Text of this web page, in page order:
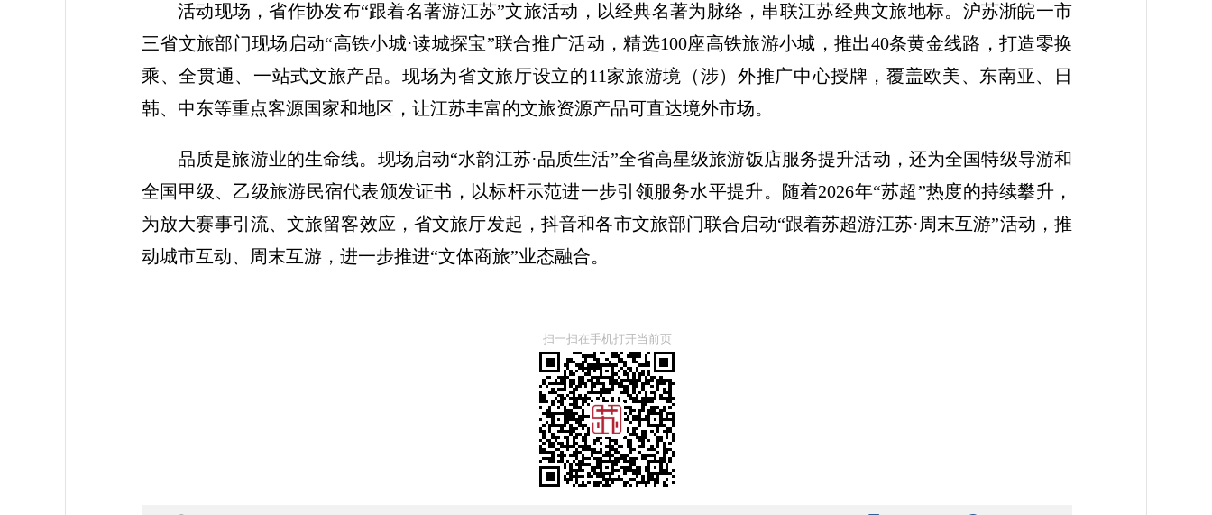
活动现场，省作协发布“跟着名著游江苏”文旅活动，以经典名著为脉络，串联江苏经典文旅地标。沪苏浙皖一市
三省文旅部门现场启动“高铁小城·读城探宝”联合推广活动，精选100座高铁旅游小城，推出40条黄金线路，打造零换
乘、全贯通、一站式文旅产品。现场为省文旅厅设立的11家旅游境（涉）外推广中心授牌，覆盖欧美、东南亚、日
韩、中东等重点客源国家和地区，让江苏丰富的文旅资源产品可直达境外市场。
品质是旅游业的生命线。现场启动“水韵江苏·品质生活”全省高星级旅游饭店服务提升活动，还为全国特级导游和
全国甲级、乙级旅游民宿代表颁发证书，以标杆示范进一步引领服务水平提升。随着2026年“苏超”热度的持续攀升，
为放大赛事引流、文旅留客效应，省文旅厅发起，抖音和各市文旅部门联合启动“跟着苏超游江苏·周末互游”活动，推
动城市互动、周末互游，进一步推进“文体商旅”业态融合。
扫一扫在手机打开当前页